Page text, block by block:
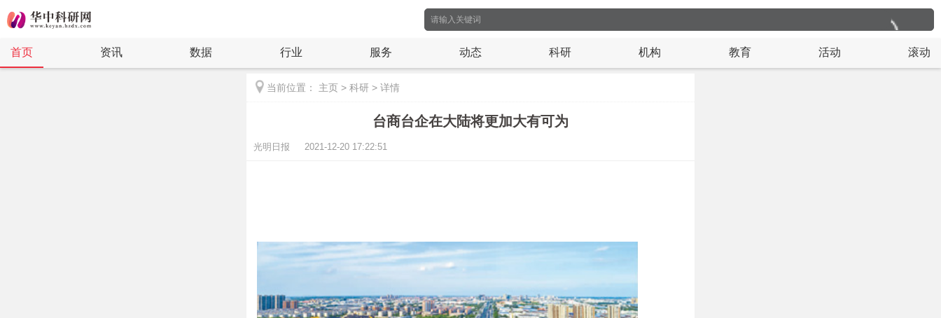
首页 资讯 数据 行业 服务 动态 科研 机构 教育 活动 滚动
当前位置： 主页 > 科研 > 详情
台商台企在大陆将更加大有可为
光明日报 2021-12-20 17:22:51